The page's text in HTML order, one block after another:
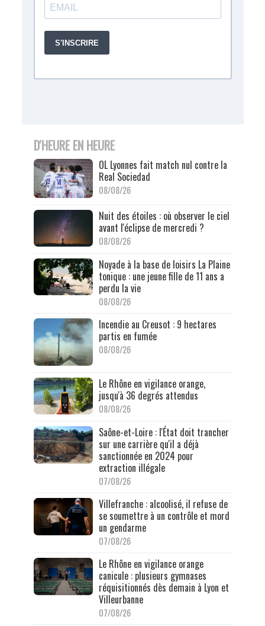
D'HEURE EN HEURE
OL Lyonnes fait match nul contre la
Real Sociedad
08/08/26
Nuit des étoiles : où observer le ciel
avant l'éclipse de mercredi ?
08/08/26
Noyade à la base de loisirs La Plaine
tonique : une jeune fille de 11 ans a
perdu la vie
08/08/26
Incendie au Creusot : 9 hectares
partis en fumée
08/08/26
Le Rhône en vigilance orange,
jusqu'à 36 degrés attendus
08/08/26
Saône-et-Loire : l'État doit trancher
sur une carrière qu'il a déjà
sanctionnée en 2024 pour
extraction illégale
07/08/26
Villefranche : alcoolisé, il refuse de
se soumettre à un contrôle et mord
un gendarme
07/08/26
Le Rhône en vigilance orange
canicule : plusieurs gymnases
réquisitionnés dès demain à Lyon et
Villeurbanne
07/08/26